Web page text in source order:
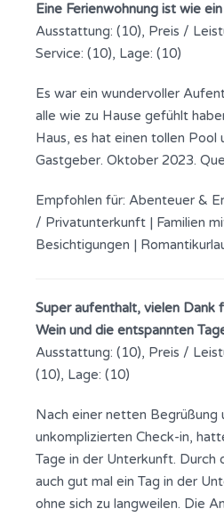
Eine Ferienwohnung ist wie
Ausstattung: (10), Preis /
Service: (10), Lage: (10)
Es war ein wundervoller
alle wie zu Hause gefühlt
Haus, es hat einen tollen Pool
Gastgeber. Oktober 2023.
Empfohlen für: Abenteuer &
/ Privatunterkunft | Familien
Besichtigungen |
Super aufenthalt, vielen Dank
Wein und die entspannten
Ausstattung: (10), Preis /
(10), Lage: (10)
Nach einer netten Begrüßung
unkomplizierten Check-in,
Tage in der Unterkunft. Durch
auch gut mal ein Tag in der
ohne sich zu langweilen. Die